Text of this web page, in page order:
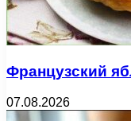
Французский
07.08.2026